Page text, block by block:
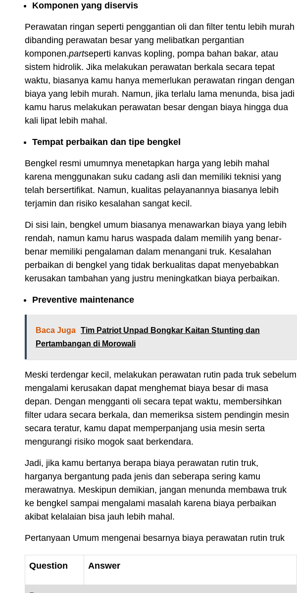
Komponen yang diservis
Perawatan ringan seperti penggantian oli dan filter tentu lebih murah
dibanding perawatan besar yang melibatkan pergantian
komponen.partseperti kanvas kopling, pompa bahan bakar, atau
sistem hidrolik. Jika melakukan perawatan berkala secara tepat
waktu, biasanya kamu hanya memerlukan perawatan ringan dengan
biaya yang lebih murah. Namun, jika terlalu lama menunda, bisa jadi
kamu harus melakukan perawatan besar dengan biaya hingga dua
kali lipat lebih mahal.
Tempat perbaikan dan tipe bengkel
Bengkel resmi umumnya menetapkan harga yang lebih mahal
karena menggunakan suku cadang asli dan memiliki teknisi yang
telah bersertifikat. Namun, kualitas pelayanannya biasanya lebih
terjamin dan risiko kesalahan sangat kecil.
Di sisi lain, bengkel umum biasanya menawarkan biaya yang lebih
rendah, namun kamu harus waspada dalam memilih yang benar-
benar memiliki pengalaman dalam menangani truk. Kesalahan
perbaikan di bengkel yang tidak berkualitas dapat menyebabkan
kerusakan tambahan yang justru meningkatkan biaya perbaikan.
Preventive maintenance
Baca Juga Tim Patriot Unpad Bongkar Kaitan Stunting dan
Pertambangan di Morowali
Meski terdengar kecil, melakukan perawatan rutin pada truk sebelum
mengalami kerusakan dapat menghemat biaya besar di masa
depan. Dengan mengganti oli secara tepat waktu, membersihkan
filter udara secara berkala, dan memeriksa sistem pendingin mesin
secara teratur, kamu dapat memperpanjang usia mesin serta
mengurangi risiko mogok saat berkendara.
Jadi, jika kamu bertanya berapa biaya perawatan rutin truk,
harganya bergantung pada jenis dan seberapa sering kamu
merawatnya. Meskipun demikian, jangan menunda membawa truk
ke bengkel sampai mengalami masalah karena biaya perbaikan
akibat kelalaian bisa jauh lebih mahal.
Pertanyaan Umum mengenai besarnya biaya perawatan rutin truk
Question Answer